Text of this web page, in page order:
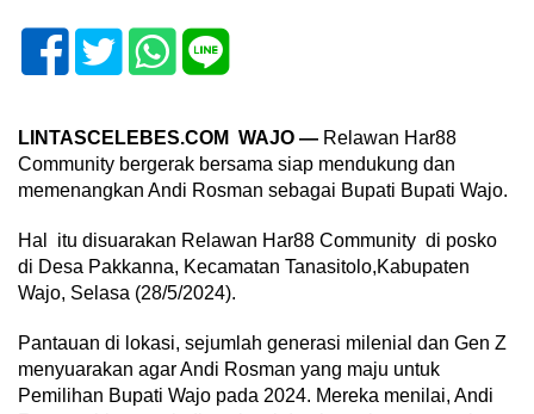
LINTASCELEBES.COM WAJO — Relawan Har88
Community bergerak bersama siap mendukung dan
memenangkan Andi Rosman sebagai Bupati Bupati Wajo.
Hal itu disuarakan Relawan Har88 Community di posko
di Desa Pakkanna, Kecamatan Tanasitolo,Kabupaten
Wajo, Selasa (28/5/2024).
Pantauan di lokasi, sejumlah generasi milenial dan Gen Z
menyuarakan agar Andi Rosman yang maju untuk
Pemilihan Bupati Wajo pada 2024. Mereka menilai, Andi